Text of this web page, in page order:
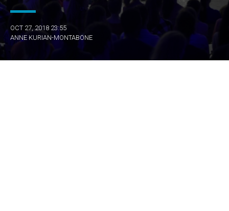
OCT 27, 2018 23:55
ANNE KURIAN-MONTABONE